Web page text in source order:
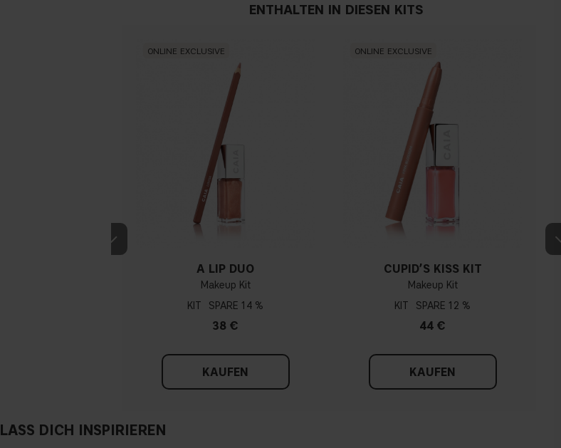
ENTHALTEN IN DIESEN KITS
ONLINE EXCLUSIVE
A LIP DUO
Makeup Kit
KIT
14 %
38 €
KAUFEN
ONLINE EXCLUSIVE
CUPID’S KISS KIT
Makeup Kit
KIT
12 %
44 €
KAUFEN
LASS DICH INSPIRIEREN